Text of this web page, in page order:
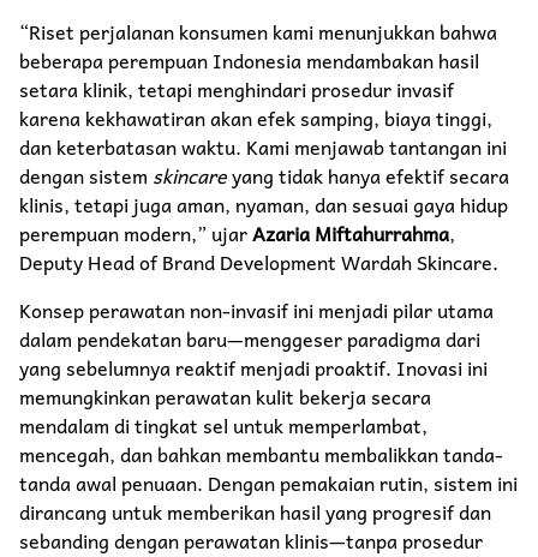
“Riset perjalanan konsumen kami menunjukkan bahwa
beberapa perempuan Indonesia mendambakan hasil
setara klinik, tetapi menghindari prosedur invasif
karena kekhawatiran akan efek samping, biaya tinggi,
dan keterbatasan waktu. Kami menjawab tantangan ini
dengan sistem skincareyang tidak hanya efektif secara
klinis, tetapi juga aman, nyaman, dan sesuai gaya hidup
perempuan modern,” ujarAzaria Miftahurrahma,
Deputy Head of Brand Development Wardah Skincare.
Konsep perawatan non-invasif ini menjadi pilar utama
dalam pendekatan baru—menggeser paradigma dari
yang sebelumnya reaktif menjadi proaktif. Inovasi ini
memungkinkan perawatan kulit bekerja secara
mendalam di tingkat sel untuk memperlambat,
mencegah, dan bahkan membantu membalikkan tanda-
tanda awal penuaan. Dengan pemakaian rutin, sistem ini
dirancang untuk memberikan hasil yang progresif dan
sebanding dengan perawatan klinis—tanpa prosedur